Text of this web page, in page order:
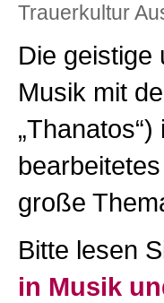
Trauerkultur
Die geistige
Musik mit
große
Bitte lesen
in Musik